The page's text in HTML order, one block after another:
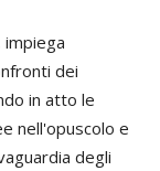
impiega
dei
in atto le
nell'opuscolo e
degli